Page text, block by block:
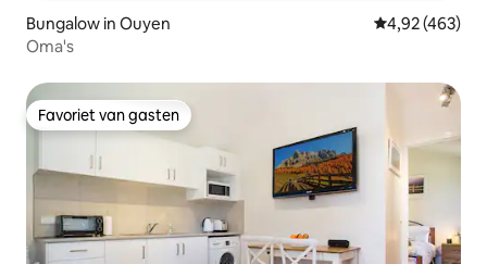
Bungalow in Ouyen Gemiddelde
4,92 (463)
Oma's
Favoriet van gasten
Favoriet van gasten